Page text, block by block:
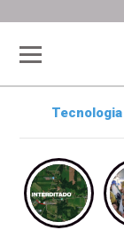
Tecnologia